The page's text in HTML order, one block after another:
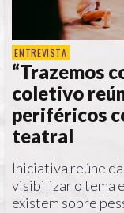
ENTREVISTA
“Trazemos
coletivo
periféricos
teatral
Iniciativa reúne
visibilizar o tema
existem sobre